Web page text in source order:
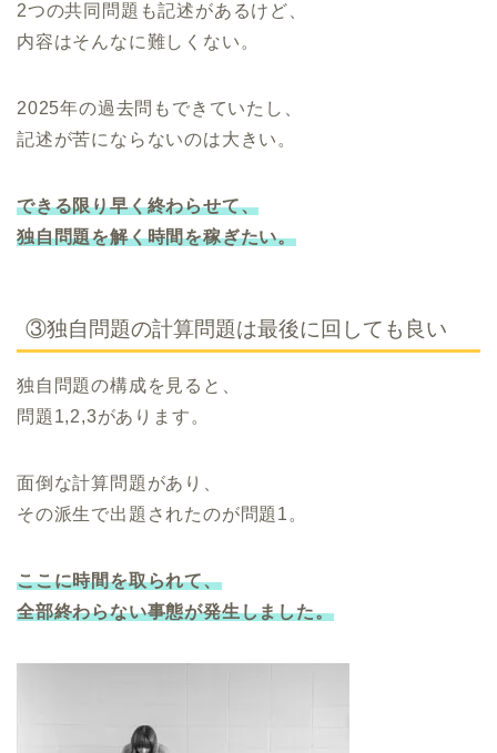
2つの共同問題も記述があるけど、
内容はそんなに難しくない。
2025年の過去問もできていたし、
記述が苦にならないのは大きい。
できる限り早く終わらせて、
独自問題を解く時間を稼ぎたい。
③独自問題の計算問題は最後に回しても良い
独自問題の構成を見ると、
問題1,2,3があります。
面倒な計算問題があり、
その派生で出題されたのが問題1。
ここに時間を取られて、
全部終わらない事態が発生しました。